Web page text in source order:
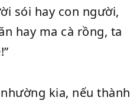
sói hay con người,
hay ma cà rồng, ta
kia, nếu thành